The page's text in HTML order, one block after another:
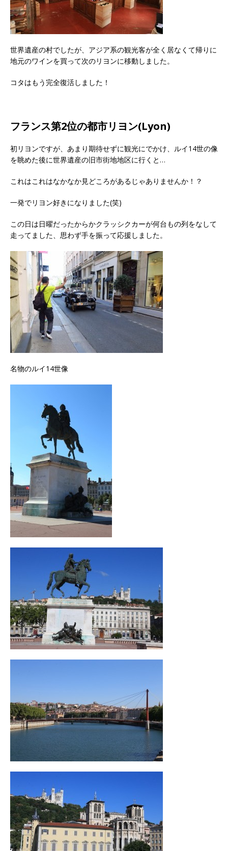
世界遺産の村でしたが、アジア系の観光客が全く居なくて帰りに
地元のワインを買って次のリヨンに移動しました。
コタはもう完全復活しました！
フランス第2位の都市リヨン(Lyon)
初リヨンですが、あまり期待せずに観光にでかけ、ルイ14世の像
を眺めた後に世界遺産の旧市街地地区に行くと…
これはこれはなかなか見どころがあるじゃありませんか！？
一発でリヨン好きになりました(笑)
この日は日曜だったからかクラッシクカーが何台もの列をなして
走ってました、思わず手を振って応援しました。
名物のルイ14世像